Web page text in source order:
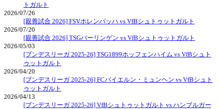
トガルト
2026/07/26
[親善試合 2026] FSVホレンバッハ vs VfBシュトゥットガルト
2026/07/20
[親善試合 2026] TSGバーリンゲン vs VfBシュトゥットガルト
2026/05/03
[ブンデスリーガ 2025-26] TSG1899ホッフェンハイム vs VfBシュト
ゥットガルト
2026/04/20
[ブンデスリーガ 2025-26] FCバイエルン・ミュンヘン vs VfBシュト
ゥットガルト
2026/04/13
[ブンデスリーガ 2025-26] VfBシュトゥットガルト vs ハンブルガー